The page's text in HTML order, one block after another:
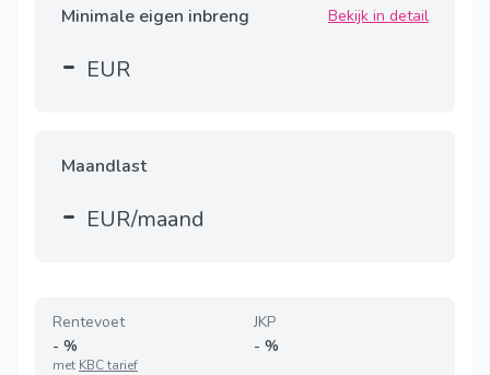
Minimale eigen inbreng Bekijk in detail
- EUR
Maandlast
- EUR/maand
Rentevoet
- %
met KBC tarief
JKP
- %